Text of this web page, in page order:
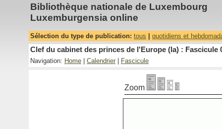
Bibliothèque nationale de Luxembourg
Luxemburgensia online
Sélection du type de publication: tous quotidiens et
Clef du cabinet des princes de l'Europe (la) : Fascicule
Navigation: Home Calendrier Fascicule
Zoom